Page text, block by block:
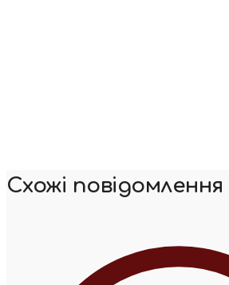
Схожі повідомлення